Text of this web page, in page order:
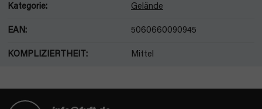
Kategorie: Gelände
EAN: 5060660090945
KOMPLIZIERTHEIT : Mittel